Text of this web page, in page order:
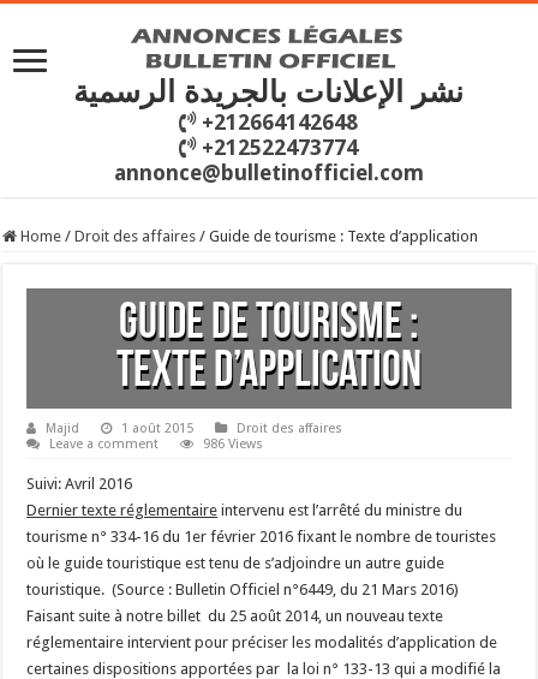
نشر الإعلانات بالجريدة الرسمية
+212664142648
+212522473774
annonce@bulletinofficiel.com
Home / Droit des affaires / Guide de tourisme : Texte d’application
Guide de tourisme :
Texte d’application
Majid 1 août 2015
Droit des affaires
Leave a comment
986 Views
Suivi: Avril 2016
Dernier texte réglementaire intervenu est l’arrêté du ministre du
tourisme n° 334-16 du 1er février 2016 fixant le nombre de touristes
où le guide touristique est tenu de s’adjoindre un autre guide
touristique. (Source : Bulletin Officiel n°6449, du 21 Mars 2016)
Faisant suite à notre billet du 25 août 2014, un nouveau texte
réglementaire intervient pour préciser les modalités d’application de
certaines dispositions apportées par la loi n° 133-13 qui a modifié la